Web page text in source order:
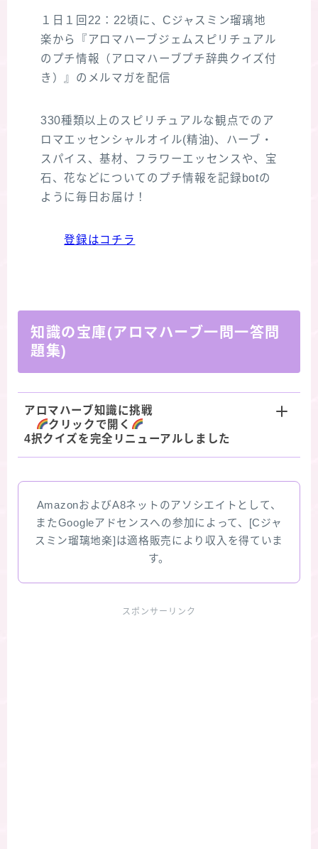
１日１回22：22頃に、Cジャスミン瑠璃地
楽から『アロマハーブジェムスピリチュアル
のプチ情報（アロマハーブプチ辞典クイズ付
き）』のメルマガを配信
330種類以上のスピリチュアルな観点でのア
ロマエッセンシャルオイル(精油)、ハーブ・
スパイス、基材、フラワーエッセンスや、宝
石、花などについてのプチ情報を記録botの
ように毎日お届け！
登録はコチラ
知識の宝庫(アロマハーブ一問一答問
題集)
アロマハーブ知識に挑戦
クリックで開く
4択クイズを完全リニューアルしました
AmazonおよびA8ネットのアソシエイトとして、
またGoogleアドセンスへの参加によって、[Cジャ
スミン瑠璃地楽]は適格販売により収入を得ていま
す。
スポンサーリンク